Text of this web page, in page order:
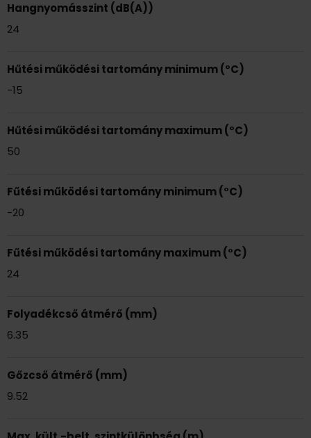
Hangnyomásszint (dB(A))
24
Hűtési működési tartomány minimum (°C)
-15
Hűtési működési tartomány maximum (°C)
50
Fűtési működési tartomány minimum (°C)
-20
Fűtési működési tartomány maximum (°C)
24
Folyadékcső átmérő (mm)
6.35
Gőzcső átmérő (mm)
9.52